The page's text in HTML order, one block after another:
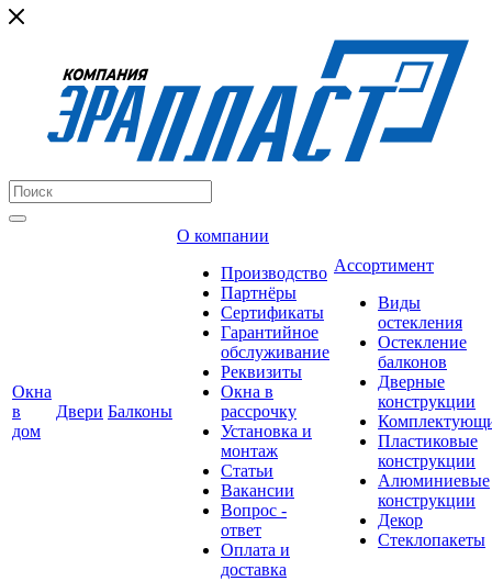
Окна
в
дом
Двери Балконы
О компании
Производство
Партнёры
Сертификаты
Гарантийное
обслуживание
Реквизиты
Окна в
рассрочку
Установка и
монтаж
Статьи
Вакансии
Вопрос -
ответ
Оплата и
доставка
Ассортимент
Виды
остекления
Остекление
балконов
Дверные
конструкции
Пластиковые
конструкции
Алюминиевые
конструкции
Декор
Стеклопакеты